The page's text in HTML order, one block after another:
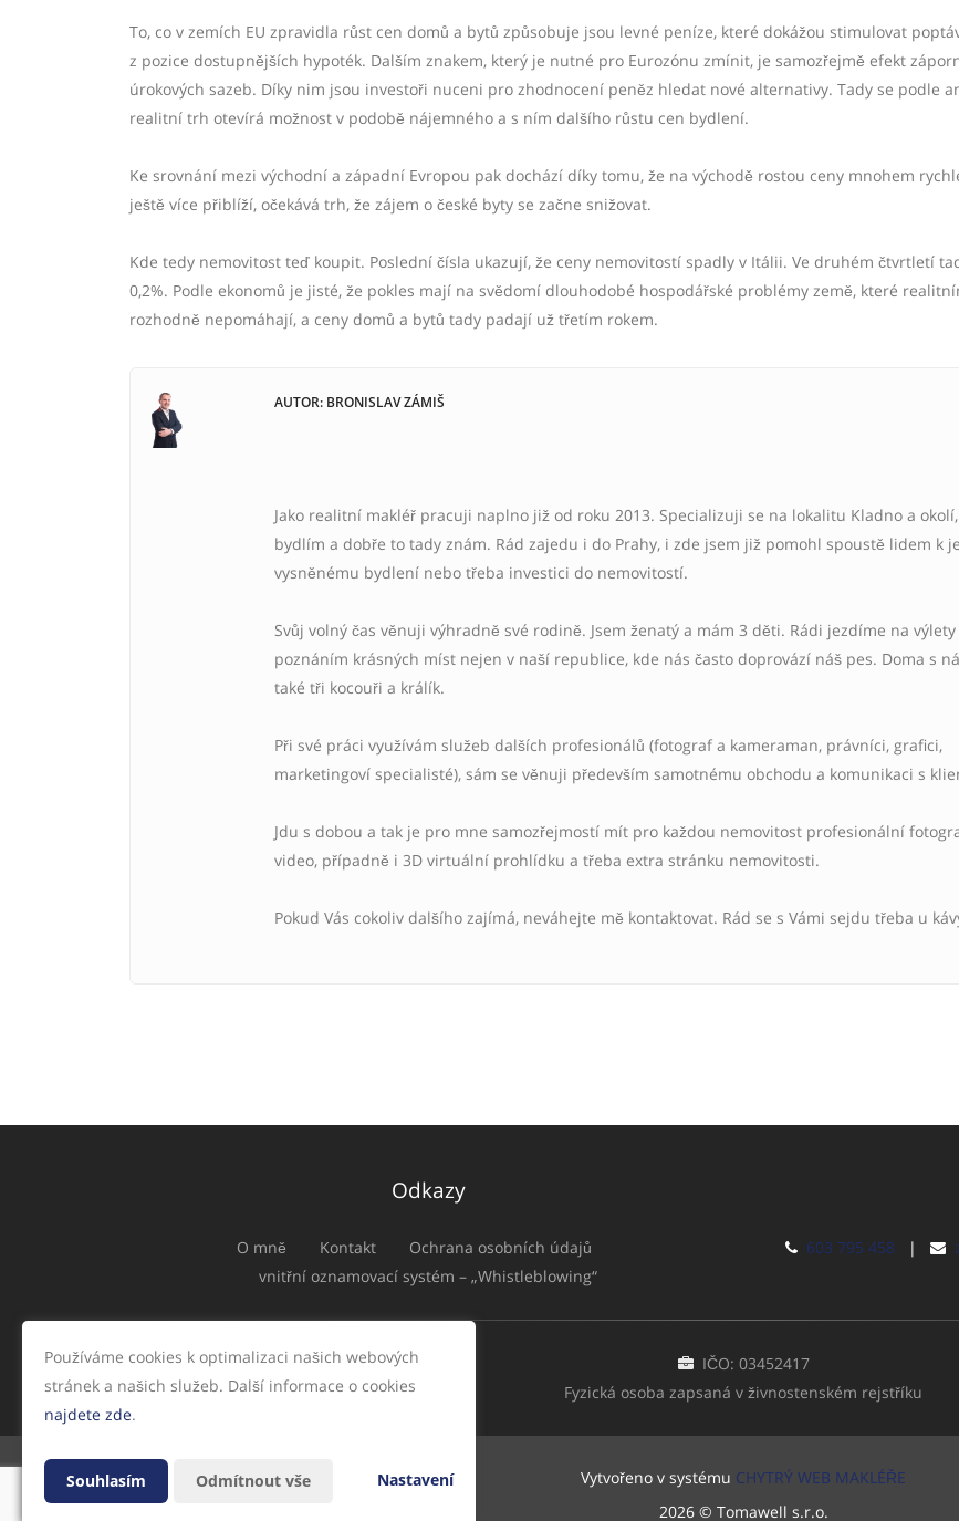
To, co v zemích EU zpravidla růst cen domů a bytů způsobuje jsou levné peníze, které dokážou stimulovat
z pozice dostupnějších hypoték. Dalším znakem, který je nutné pro Eurozónu zmínit, je samozřejmě efekt
úrokových sazeb. Díky nim jsou investoři nuceni pro zhodnocení peněz hledat nové alternativy. Tady se podle
realitní trh otevírá možnost v podobě nájemného a s ním dalšího růstu cen bydlení.
Ke srovnání mezi východní a západní Evropou pak dochází díky tomu, že na východě rostou ceny mnohem
ještě více přiblíží, očekává trh, že zájem o české byty se začne snižovat.
Kde tedy nemovitost teď koupit. Poslední čísla ukazují, že ceny nemovitostí spadly v Itálii. Ve druhém čtvrtletí
0,2%. Podle ekonomů je jisté, že pokles mají na svědomí dlouhodobé hospodářské problémy země, které
rozhodně nepomáhají, a ceny domů a bytů tady padají už třetím rokem.
AUTOR: BRONISLAV ZÁMIŠ
Jako realitní makléř pracuji naplno již od roku 2013. Specializuji se na lokalitu Kladno a
bydlím a dobře to tady znám. Rád zajedu i do Prahy, i zde jsem již pomohl spoustě lidem k
vysněnému bydlení nebo třeba investici do nemovitostí.
Svůj volný čas věnuji výhradně své rodině. Jsem ženatý a mám 3 děti. Rádi jezdíme na výlety
poznáním krásných míst nejen v naší republice, kde nás často doprovází náš pes. Doma s
také tři kocouři a králík.
Při své práci využívám služeb dalších profesionálů (fotograf a kameraman, právníci, grafici,
marketingoví specialisté), sám se věnuji především samotnému obchodu a komunikaci s
Jdu s dobou a tak je pro mne samozřejmostí mít pro každou nemovitost profesionální
video, případně i 3D virtuální prohlídku a třeba extra stránku nemovitosti.
Pokud Vás cokoliv dalšího zajímá, neváhejte mě kontaktovat. Rád se s Vámi sejdu třeba u
Odkazy
O mně Kontakt
Ochrana osobních údajů
vnitřní oznamovací systém – „Whistleblowing“
603 795 458 |
IČO: 03452417
Fyzická osoba zapsaná v živnostenském rejstříku
Vytvořeno v systému CHYTRÝ WEB MAKLÉŘE
2026 © Tomawell s.r.o.
Používáme cookies k optimalizaci našich webových
stránek a našich služeb. Další informace o cookies
najdete zde.
Souhlasím Odmítnout vše Nastavení